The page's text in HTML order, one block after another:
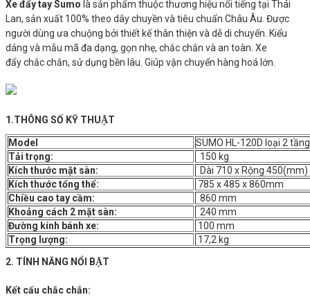
Xe đẩy tay Sumo là sản phẩm thuộc thương hiệu nổi tiếng tại Thái
Lan, sản xuất 100% theo dây chuyền và tiêu chuẩn Châu Âu. Được
người dùng ưa chuộng bởi thiết kế thân thiện và dễ di chuyển. Kiểu
dáng và mẫu mã đa dạng, gọn nhẹ, chắc chắn và an toàn. Xe
đẩy chắc chắn, sử dụng bền lâu. Giúp vận chuyển hàng hoá lớn.
1.THÔNG SỐ KỸ THUẬT
Model
SUMO HL-120D loại 2 tầng
Tải trọng:
150 kg
Kích thước mặt sàn:
Dài 710 x Rộng 450(mm)
Kích thước tổng thể:
785 x 485 x 860mm
Chiều cao tay cầm:
860 mm
Khoảng cách 2 mặt sàn:
240 mm
Đường kính bánh xe:
100 mm
Trọng lượng:
17,2 kg
2. TÍNH NĂNG NỔI BẬT
Kết cấu chắc chắn: